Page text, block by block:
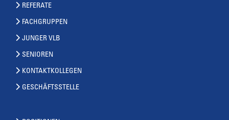
REFERATE
FACHGRUPPEN
JUNGER VLB
SENIOREN
KONTAKTKOLLEGEN
GESCHÄFTSSTELLE